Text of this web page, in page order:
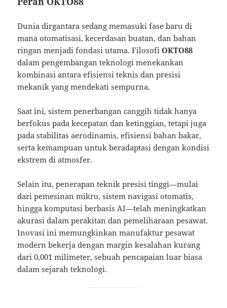
Dunia dirgantara sedang memasuki fase baru di
mana otomatisasi, kecerdasan buatan, dan bahan
ringan menjadi fondasi utama. FilosofiOKTO88
dalam pengembangan teknologi menekankan
kombinasi antara efisiensi teknis dan presisi
mekanik yang mendekati sempurna.
Saat ini, sistem penerbangan canggih tidak hanya
berfokus pada kecepatan dan ketinggian, tetapi juga
pada stabilitas aerodinamis, efisiensi bahan bakar,
serta kemampuan untuk beradaptasi dengan kondisi
ekstrem di atmosfer.
Selain itu, penerapan teknik presisi tinggi—mulai
dari pemesinan mikro, sistem navigasi otomatis,
hingga komputasi berbasis AI—telah meningkatkan
akurasi dalam perakitan dan pemeliharaan pesawat.
Inovasi ini memungkinkan manufaktur pesawat
modern bekerja dengan margin kesalahan kurang
dari 0,001 milimeter, sebuah pencapaian luar biasa
dalam sejarah teknologi.